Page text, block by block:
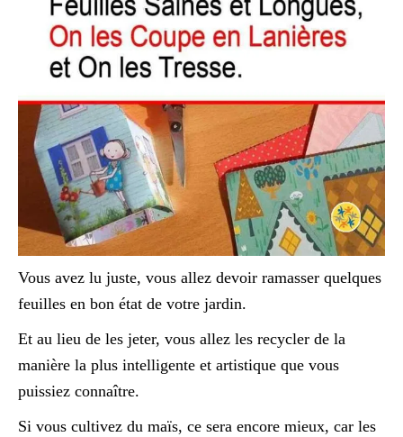
Vous avez lu juste, vous allez devoir ramasser quelques
feuilles en bon état de votre jardin.
Et au lieu de les jeter, vous allez les recycler de la
manière la plus intelligente et artistique que vous
puissiez connaître.
Si vous cultivez du maïs, ce sera encore mieux, car les